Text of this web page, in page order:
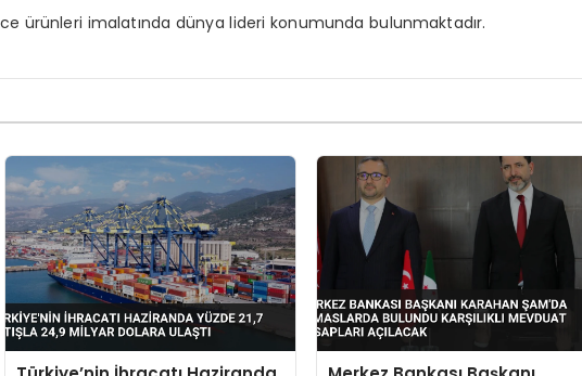
ürünleri imalatında dünya lideri konumunda bulunmaktadır.